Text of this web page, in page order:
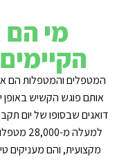
מי
המטפלים והמטפלות הם
אותם פוגש הקשיש באופן
דואגים שבסופו של יום
למעלה